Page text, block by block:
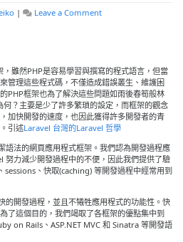
錄
| Leave a Commenton
開
發
入
門
(一)
–
境
建
置
雖然PHP是容易學習與撰寫的程式語言，但當
管理這些程式碼，不僅造成錯誤叢生、維護困
PHP框架也為了解決這些問題如雨後春筍般林
？主要是少了許多繁瑣的設定，而框架的觀念
加快開發的速度，也因此獲得許多開發者的青
引述Laravel 台灣的Laravel 哲學
語法的網頁應用程式框架。我們認為開發過程應
努力減少開發過程中的不便，因此我們提供了驗
、快取(caching) 等開發過程中經常用到
的開發過程，並且不犧牲應用程式的功能性。快
了這個目的，我們竭取了各框架的優點集中到
on Rails、ASP.NET MVC 和 Sinatra 等開發語